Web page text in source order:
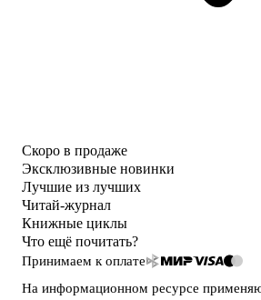
Скоро в продаже
Эксклюзивные новинки
Лучшие из лучших
Читай-журнал
Книжные циклы
Что ещё почитать?
Принимаем к оплате
На информационном ресурсе